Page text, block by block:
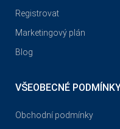
Registrovat
Marketingový plán
Blog
VŠEOBECNÉ
Obchodní podmínky